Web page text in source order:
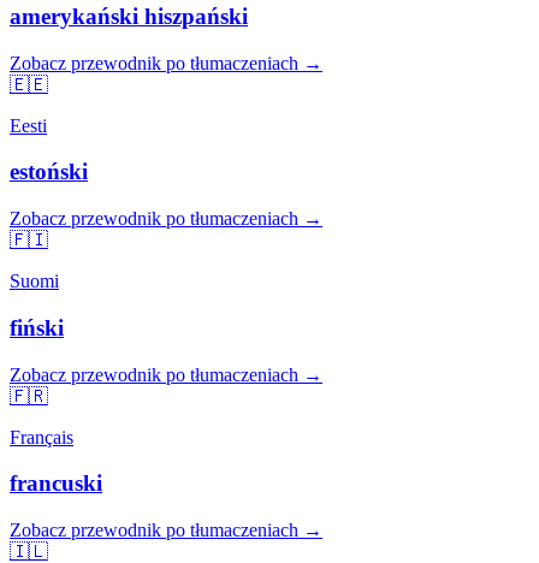
amerykański hiszpański
Zobacz przewodnik po tłumaczeniach →
🇪🇪
Eesti
estoński
Zobacz przewodnik po tłumaczeniach →
🇫🇮
Suomi
fiński
Zobacz przewodnik po tłumaczeniach →
🇫🇷
Français
francuski
Zobacz przewodnik po tłumaczeniach →
🇮🇱